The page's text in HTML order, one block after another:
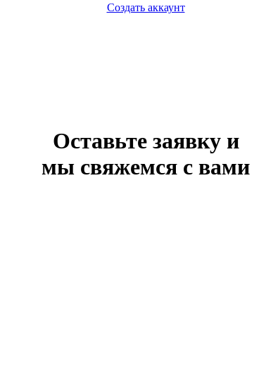
Создать аккаунт
Оставьте заявку и
мы свяжемся с вами